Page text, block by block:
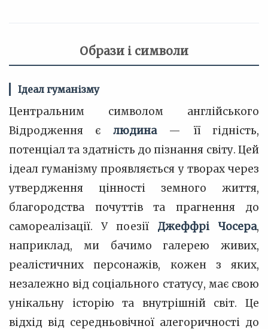
Образи і символи
Ідеал гуманізму
Центральним символом англійського
Відродження є людина— її гідність,
потенціал та здатність до пізнання світу. Цей
ідеал гуманізму проявляється у творах через
утвердження цінності земного життя,
благородства почуттів та прагнення до
самореалізації. У поезії Джеффрі Чосера,
наприклад, ми бачимо галерею живих,
реалістичних персонажів, кожен з яких,
незалежно від соціального статусу, має свою
унікальну історію та внутрішній світ. Це
відхід від середньовічної алегоричності до